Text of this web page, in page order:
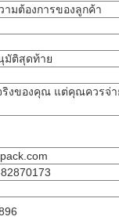
มต้องการของลูกค้า
มัติสุดท้าย
ริงของคุณ แต่คุณควรจ่